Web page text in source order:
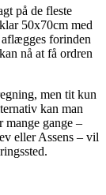
på de fleste
50x70cm med
forinden
nå at få ordren
men tit kun
kan man
mange gange –
eller Assens – vil